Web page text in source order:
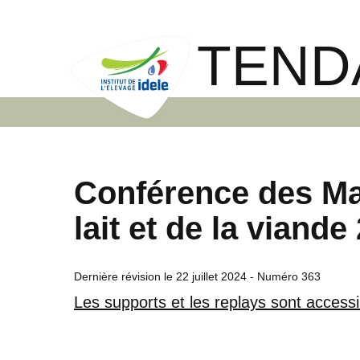
Conférence des
lait et de la viande
Dernière révision le 22 juillet 2024 - Numéro 363
Les supports et les replays sont